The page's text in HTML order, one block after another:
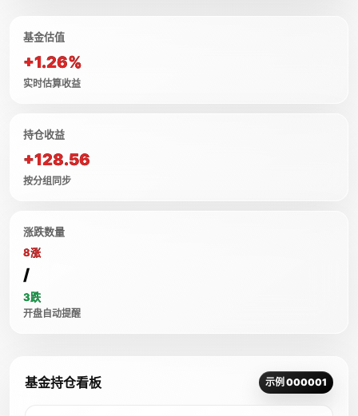
基金估值
+1.26%
实时估算收益
持仓收益
+128.56
按分组同步
涨跌数量
8涨
/
3跌
开盘自动提醒
基金持仓看板 示例 000001